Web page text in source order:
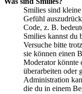
Smilies sind
Gefühl
Code, z. B.
Smilies kannst du
Versuche bitte
sie können einen
Moderator könnte
überarbeiten oder
Administration
die du in einem